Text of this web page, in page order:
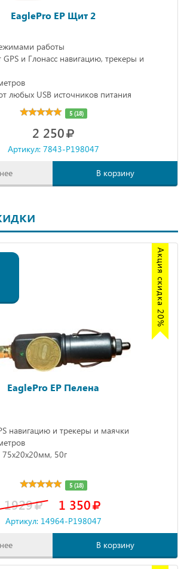
EaglePro EP Щит 2
работы
GPS и Глонасс навигацию, трекеры и
любых USB источников питания
68х20х10 мм
5 (18)
2 250
Артикул: 7843-P198047
В корзину
Акция скидка 20%
EaglePro EP Пелена
навигацию и трекеры и маячки
75х20х20мм, 50г
5 (18)
1929 1 350
Артикул: 14964-P198047
В корзину